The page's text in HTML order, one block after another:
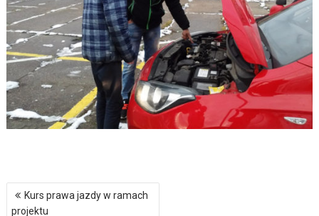
Nawigacja
wpisu
Kurs prawa jazdy w ramach
projektu